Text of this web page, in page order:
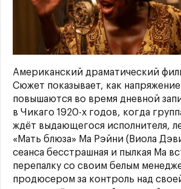
Американский драматический
Сюжет показывает, как
повышаются во время дневной
в Чикаго 1920-х годов, когда
ждёт выдающегося исполнителя,
«Мать блюза» Ма Рэйни (Виола
сеанса бесстрашная и пылкая Ма
перепалку со своим белым
продюсером за контроль над